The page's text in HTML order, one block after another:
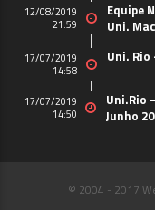
12/08/2019
21:59
Equipe
Uni.
17/07/2019
14:58
Uni.
17/07/2019
14:50
Uni.Rio
Junho
© 2004 - 2017